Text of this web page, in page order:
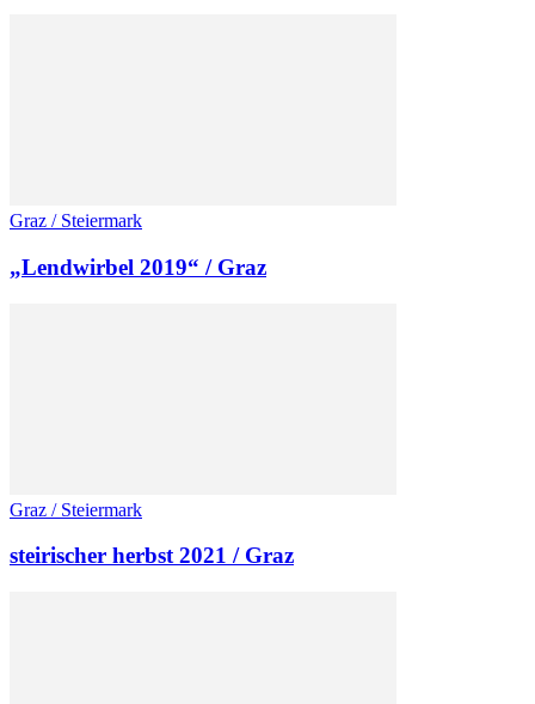
Graz / Steiermark
„Lendwirbel 2019“ / Graz
Graz / Steiermark
steirischer herbst 2021 / Graz